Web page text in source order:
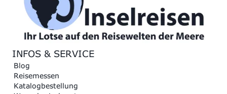
INFOS & SERVICE
Blog
Reisemessen
Katalogbestellung